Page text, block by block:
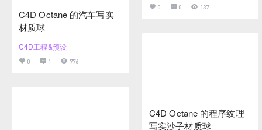
0 0 137
C4D Octane 的汽车写实
材质球
C4D工程&预设
0 1 776
C4D Octane 的程序纹理
写实沙子材质球